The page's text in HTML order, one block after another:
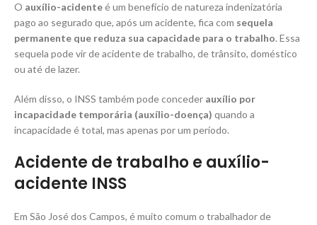
O auxílio-acidenteé um benefício de natureza indenizatória
pago ao segurado que, após um acidente, fica com sequela
permanente que reduza sua capacidade para o trabalho. Essa
sequela pode vir de acidente de trabalho, de trânsito, doméstico
ou até de lazer.
Além disso, o INSS também pode conceder auxílio por
incapacidade temporária (auxílio-doença) quando a
incapacidade é total, mas apenas por um período.
Acidente de trabalho e auxílio-
acidente INSS
Em São José dos Campos, é muito comum o trabalhador de